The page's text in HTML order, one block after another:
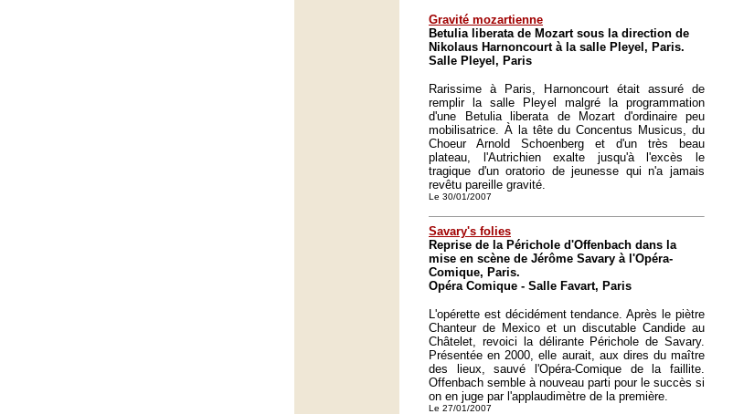
Gravité mozartienne
Betulia liberata de Mozart sous la direction de
Nikolaus Harnoncourt à la salle Pleyel, Paris.
Salle Pleyel, Paris
Rarissime à Paris, Harnoncourt était assuré de
remplir la salle Pleyel malgré la programmation
d'une Betulia liberata de Mozart d'ordinaire peu
mobilisatrice. À la tête du Concentus Musicus, du
Choeur Arnold Schoenberg et d'un très beau
plateau, l'Autrichien exalte jusqu'à l'excès le
tragique d'un oratorio de jeunesse qui n'a jamais
revêtu pareille gravité.
Le 30/01/2007
Savary's folies
Reprise de la Périchole d'Offenbach dans la
mise en scène de Jérôme Savary à l'Opéra-
Comique, Paris.
Opéra Comique - Salle Favart, Paris
L'opérette est décidément tendance. Après le piètre
Chanteur de Mexico et un discutable Candide au
Châtelet, revoici la délirante Périchole de Savary.
Présentée en 2000, elle aurait, aux dires du maître
des lieux, sauvé l'Opéra-Comique de la faillite.
Offenbach semble à nouveau parti pour le succès si
on en juge par l'applaudimètre de la première.
Le 27/01/2007